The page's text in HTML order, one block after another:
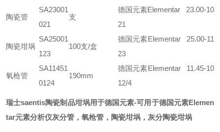
陶瓷管
SA23001
021
支
德国元素Elementar 23.00-10
21
陶瓷坩埚
SA25001
123
100支/盒
德国元素Elementar 25.00-11
23
氧枪管
SA11451
0124
190mm
德国元素Elementar 11.45-10
12/4
瑞士saentis陶瓷制品坩埚用于德国元素-可用于德国元素Elemen
tar元素分析仪灰分管，氧枪管，陶瓷坩埚，灰分陶瓷坩埚